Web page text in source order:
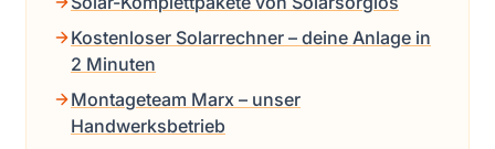
Kostenloser Solarrechner – deine Anlage in
2 Minuten
Montageteam Marx – unser
Handwerksbetrieb